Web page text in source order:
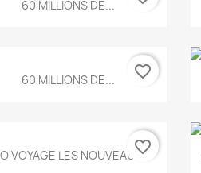
60 MILLIONS DE...
Aperçu rapide
60 MILLIONS DE... favorite_border
Aperçu rapide
VOYAGE LES NOUVEAUX...
favorite_border